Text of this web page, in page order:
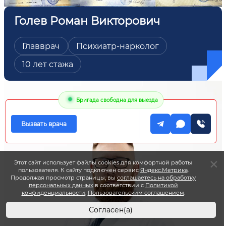
Голев Роман Викторович
Главврач
Психиатр-нарколог
10 лет стажа
Этот сайт использует файлы cookies для комфортной работы
пользователя. К сайту подключен сервисЯндекс.Метрика.
Продолжая просмотр страницы, высоглашаетесь на обработку
персональных данныхв соответствии с Политикой
конфиденциальности, Пользовательским соглашением.
Согласен(а)
Бригада свободна для выезда
Вызвать врача